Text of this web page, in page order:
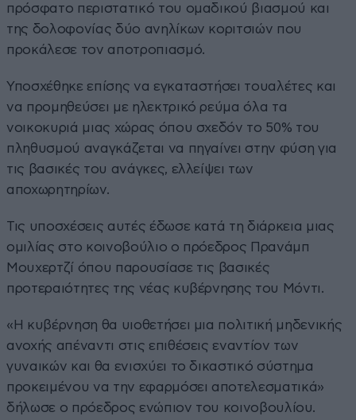
πρόσφατο περιστατικό του ομαδικού βιασμού και
της δολοφονίας δύο ανηλίκων κοριτσιών που
προκάλεσε τον αποτροπιασμό.
Υποσχέθηκε επίσης να εγκαταστήσει τουαλέτες και
να προμηθεύσει με ηλεκτρικό ρεύμα όλα τα
νοικοκυριά μιας χώρας όπου σχεδόν το 50% του
πληθυσμού αναγκάζεται να πηγαίνει στην φύση για
τις βασικές του ανάγκες, ελλείψει των
αποχωρητηρίων.
Τις υποσχέσεις αυτές έδωσε κατά τη διάρκεια μιας
ομιλίας στο κοινοβούλιο ο πρόεδρος Πρανάμπ
Μουχερτζί όπου παρουσίασε τις βασικές
προτεραιότητες της νέας κυβέρνησης του Μόντι.
«Η κυβέρνηση θα υιοθετήσει μια πολιτική μηδενικής
ανοχής απέναντι στις επιθέσεις εναντίον των
γυναικών και θα ενισχύει το δικαστικό σύστημα
προκειμένου να την εφαρμόσει αποτελεσματικά»
δήλωσε ο πρόεδρος ενώπιον του κοινοβουλίου.